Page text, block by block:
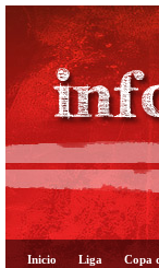
Inicio Liga Copa